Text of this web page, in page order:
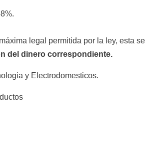
legal permitida por la ley, esta
del dinero correspondiente.
y Electrodomesticos.